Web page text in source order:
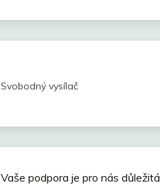
Svobodný vysílač
Vaše podpora je pro nás důležitá